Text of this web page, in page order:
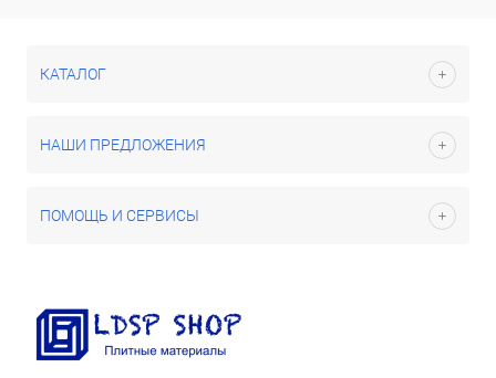
КАТАЛОГ
НАШИ ПРЕДЛОЖЕНИЯ
ПОМОЩЬ И СЕРВИСЫ